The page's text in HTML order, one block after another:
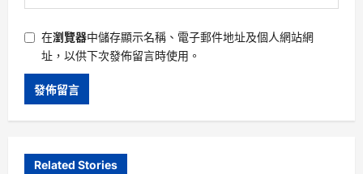
在瀏覽器中儲存顯示名稱、電子郵件地址及個人網站網
址，以供下次發佈留言時使用。
Related Stories